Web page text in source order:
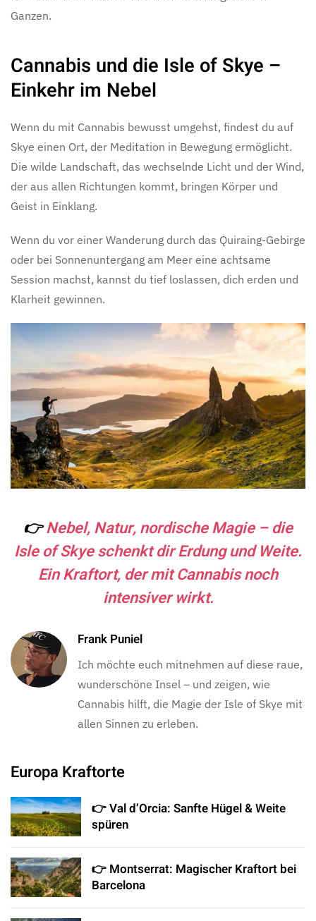
Ganzen.
Cannabis und die Isle of Skye –
Einkehr im Nebel
Wenn du mit Cannabis bewusst umgehst, findest du auf
Skye einen Ort, der Meditation in Bewegung ermöglicht.
Die wilde Landschaft, das wechselnde Licht und der Wind,
der aus allen Richtungen kommt, bringen Körper und
Geist in Einklang.
Wenn du vor einer Wanderung durch das Quiraing-Gebirge
oder bei Sonnenuntergang am Meer eine achtsame
Session machst, kannst du tief loslassen, dich erden und
Klarheit gewinnen.
👉Nebel, Natur, nordische Magie – die
Isle of Skye schenkt dir Erdung und Weite.
Ein Kraftort, der mit Cannabis noch
intensiver wirkt.
Frank Puniel
Ich möchte euch mitnehmen auf diese raue,
wunderschöne Insel – und zeigen, wie
Cannabis hilft, die Magie der Isle of Skye mit
allen Sinnen zu erleben.
Europa Kraftorte
👉 Val d’Orcia: Sanfte Hügel & Weite
spüren
👉 Montserrat: Magischer Kraftort bei
Barcelona